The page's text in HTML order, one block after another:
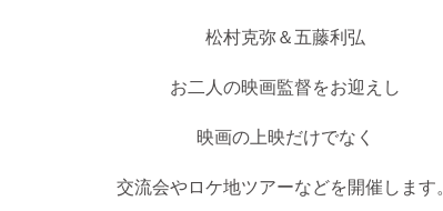
松村克弥＆五藤利弘
お二人の映画監督をお迎えし
映画の上映だけでなく
交流会やロケ地ツアーなどを開催します。